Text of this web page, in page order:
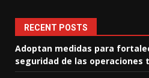
RECENT POSTS
Adoptan medidas para
seguridad de las operaciones